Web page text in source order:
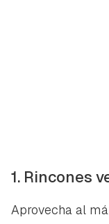
1. Rincones
Aprovecha al